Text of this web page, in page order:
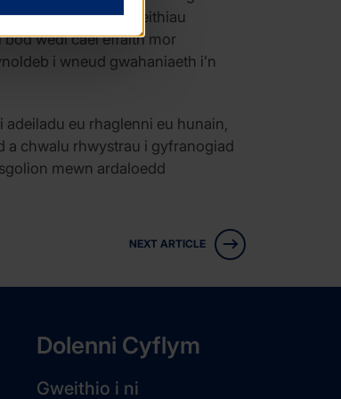
dealltwriaeth o effeithiau
bod wedi cael effaith mor
i wneud gwahaniaeth i’n
eu rhaglenni eu hunain,
a chwalu rhwystrau i gyfranogiad
mewn ardaloedd
NEXT ARTICLE
Dolenni Cyflym
Gweithio i ni